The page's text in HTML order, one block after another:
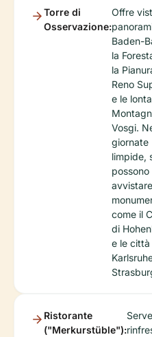
Torre di
Osservazione:
Offre
Baden-
la
la
Reno
e le
Vosgi.
giornate
limpide,
possono
avvistare
come il
di
e le città
Ristorante
("Merkurstüble"):